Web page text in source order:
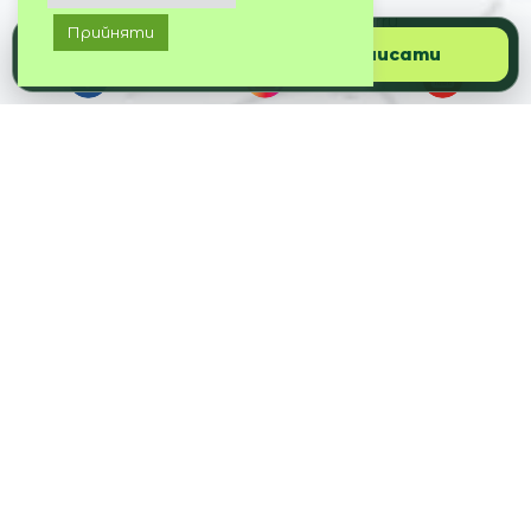
Подзвонити Написати
099 244 72 73 — DREAM berry
Прийняти